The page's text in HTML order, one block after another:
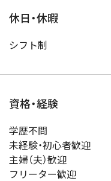
休日・休暇
シフト制
資格・経験
学歴不問
未経験・初心者歓迎
主婦（夫）歓迎
フリーター歓迎